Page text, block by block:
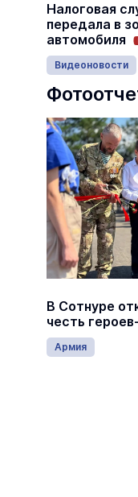
Налоговая
передала в
автомобиля
Видеоновости
В Сотнуре
честь
Армия